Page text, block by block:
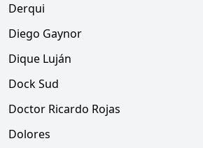
Derqui
Diego Gaynor
Dique Luján
Dock Sud
Doctor Ricardo Rojas
Dolores